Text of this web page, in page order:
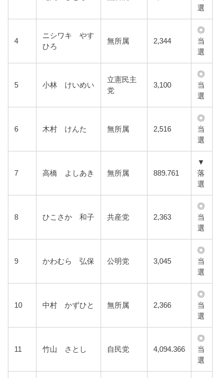
選
4
ニシワキ やす
ひろ
無所属 2,344
◎
当
選
5 小林 けいめい
立憲民主
党
3,100
◎
当
選
6 木村 けんた 無所属 2,516
◎
当
選
7 高橋 よしあき 無所属 889.761
▼
落
選
8 ひこさか 和子 共産党 2,363
◎
当
選
9 かわむら 弘保 公明党 3,045
◎
当
選
10 中村 かずひと 無所属 2,366
◎
当
選
11 竹山 さとし 自民党 4,094.366
◎
当
選